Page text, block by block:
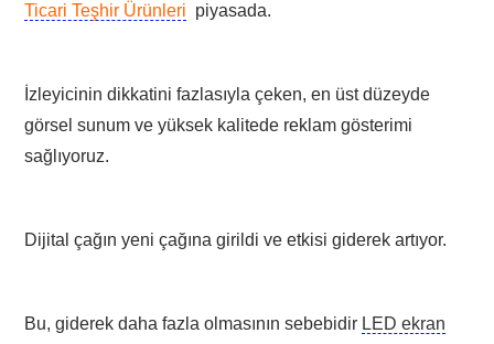
Ticari Teşhir Ürünleri piyasada.
İzleyicinin dikkatini fazlasıyla çeken, en üst düzeyde
görsel sunum ve yüksek kalitede reklam gösterimi
sağlıyoruz.
Dijital çağın yeni çağına girildi ve etkisi giderek artıyor.
Bu, giderek daha fazla olmasının sebebidir LED ekran